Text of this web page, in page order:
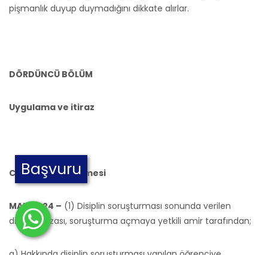
pişmanlık duyup duymadığını dikkate alırlar.
DÖRDÜNCÜ BÖLÜM
Uygulama ve itiraz
Cezaların bildirilmesi
MADDE 24 – (1) Disiplin soruşturması sonunda verilen
disiplin cezası, soruşturma açmaya yetkili amir tarafından;
Başvuru